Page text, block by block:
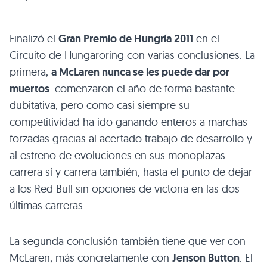
Finalizó el Gran Premio de Hungría 2011 en el
Circuito de Hungaroring con varias conclusiones. La
primera, a McLaren nunca se les puede dar por
muertos: comenzaron el año de forma bastante
dubitativa, pero como casi siempre su
competitividad ha ido ganando enteros a marchas
forzadas gracias al acertado trabajo de desarrollo y
al estreno de evoluciones en sus monoplazas
carrera sí y carrera también, hasta el punto de dejar
a los Red Bull sin opciones de victoria en las dos
últimas carreras.
La segunda conclusión también tiene que ver con
McLaren, más concretamente con Jenson Button. El